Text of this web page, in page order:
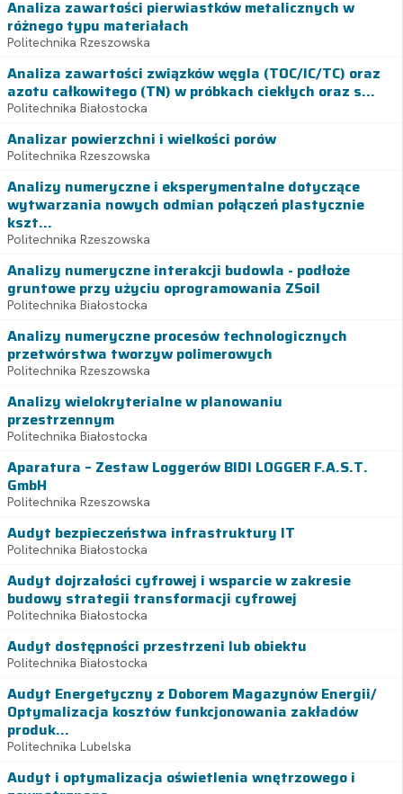
Analiza zawartości pierwiastków metalicznych w
różnego typu materiałach
Politechnika Rzeszowska
Analiza zawartości związków węgla (TOC/IC/TC) oraz
azotu całkowitego (TN) w próbkach ciekłych oraz s...
Politechnika Białostocka
Analizar powierzchni i wielkości porów
Politechnika Rzeszowska
Analizy numeryczne i eksperymentalne dotyczące
wytwarzania nowych odmian połączeń plastycznie
kszt...
Politechnika Rzeszowska
Analizy numeryczne interakcji budowla - podłoże
gruntowe przy użyciu oprogramowania ZSoil
Politechnika Białostocka
Analizy numeryczne procesów technologicznych
przetwórstwa tworzyw polimerowych
Politechnika Rzeszowska
Analizy wielokryterialne w planowaniu
przestrzennym
Politechnika Białostocka
Aparatura – Zestaw Loggerów BIDI LOGGER F.A.S.T.
GmbH
Politechnika Rzeszowska
Audyt bezpieczeństwa infrastruktury IT
Politechnika Białostocka
Audyt dojrzałości cyfrowej i wsparcie w zakresie
budowy strategii transformacji cyfrowej
Politechnika Białostocka
Audyt dostępności przestrzeni lub obiektu
Politechnika Białostocka
Audyt Energetyczny z Doborem Magazynów Energii/
Optymalizacja kosztów funkcjonowania zakładów
produk...
Politechnika Lubelska
Audyt i optymalizacja oświetlenia wnętrzowego i